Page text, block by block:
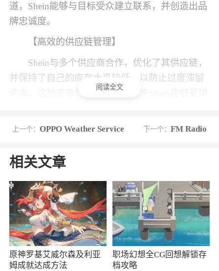
道，Shein能够与目标受众建立联系，并创造出品
牌忠诚度。
【高效的供应链管理】
Shein与多个供应商合作，优化了其供应链，
并保持了自己的库存水平较低，以防止过度滞留
资本。这种高效的供应链管理将使Shein能够更快
控制成本。
来使用吧
2、SHEINapp中拥有各种各样的商品，一定
拥有你需要的那一款
3、SHEIN具有自主研发和设计能力，新品
>30款/月
阅读全文
上一个：OPPO Weather Service 下一个： FM Radio
相关文章
原神罗基艾威尔森及利亚
姆成就达成方法
职场幻想全CG回想解锁存
档攻略